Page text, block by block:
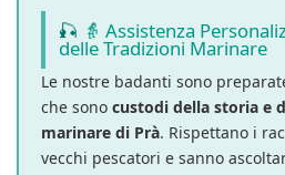
👵 Assistenza
delle Tradizioni Marinare
Le nostre badanti sono
che sono custodi della storia e
marinare di Prà. Rispettano i
vecchi pescatori e sanno